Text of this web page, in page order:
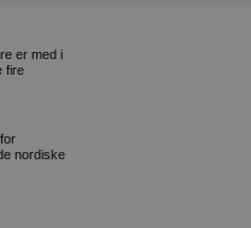
er med i
fire
nordiske